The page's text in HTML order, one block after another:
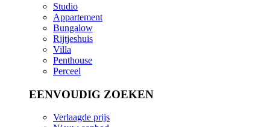
Studio
Appartement
Bungalow
Rijtjeshuis
Villa
Penthouse
Perceel
EENVOUDIG ZOEKEN
Verlaagde prijs